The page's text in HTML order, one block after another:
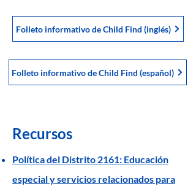
Folleto informativo de Child Find (inglés)
Folleto informativo de Child Find (español)
Recursos
Política del Distrito 2161: Educación
especial y servicios relacionados para